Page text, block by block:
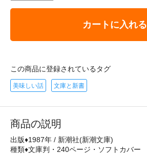
カートに入れる
この商品に登録されているタグ
美味しい話 文庫と新書
商品の説明
出版♦1987年 / 新潮社(新潮文庫)
種類♦文庫判・240ページ・ソフトカバー